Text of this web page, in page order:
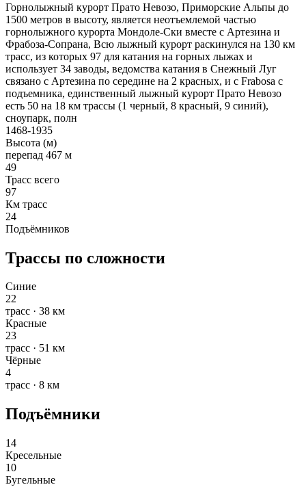
Горнолыжный курорт Прато Невозо, Приморские Альпы до
1500 метров в высоту, является неотъемлемой частью
горнолыжного курорта Мондоле-Ски вместе с Артезина и
Фрабоза-Сопрана, Всю лыжный курорт раскинулся на 130 км
трасс, из которых 97 для катания на горных лыжах и
использует 34 заводы, ведомства катания в Снежный Луг
связано с Артезина по середине на 2 красных, и с Frabosa с
подъемника, единственный лыжный курорт Прато Невозо
есть 50 на 18 км трассы (1 черный, 8 красный, 9 синий),
сноупарк, полн
1468-1935
Высота (м)
перепад 467 м
49
Трасс всего
97
Км трасс
24
Подъёмников
Трассы по сложности
Синие
22
трасс · 38 км
Красные
23
трасс · 51 км
Чёрные
4
трасс · 8 км
Подъёмники
14
Кресельные
10
Бугельные